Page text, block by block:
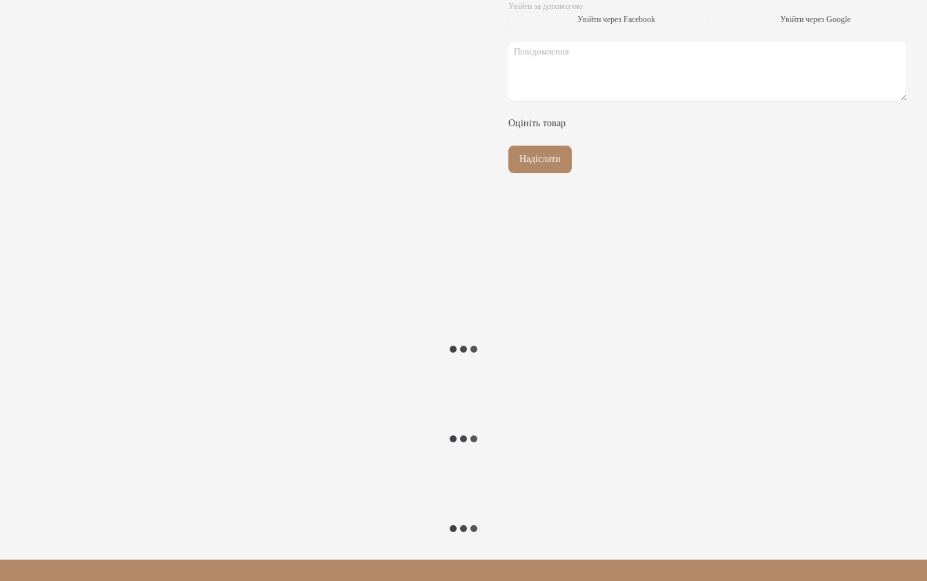
Увійти за допомогою
Увійти через Facebook
Увійти через Google
Оцініть товар
Надіслати